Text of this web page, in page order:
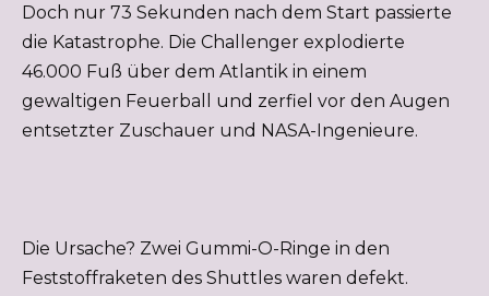
Doch nur 73 Sekunden nach dem Start passierte
die Katastrophe. Die Challenger explodierte
46.000 Fuß über dem Atlantik in einem
gewaltigen Feuerball und zerfiel vor den Augen
entsetzter Zuschauer und NASA-Ingenieure.
Die Ursache? Zwei Gummi-O-Ringe in den
Feststoffraketen des Shuttles waren defekt.